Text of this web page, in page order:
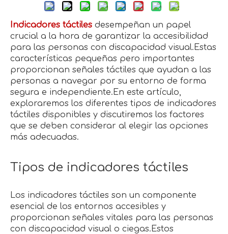
Indicadores táctiles desempeñan un papel
crucial a la hora de garantizar la accesibilidad
para las personas con discapacidad visual.Estas
características pequeñas pero importantes
proporcionan señales táctiles que ayudan a las
personas a navegar por su entorno de forma
segura e independiente.En este artículo,
exploraremos los diferentes tipos de indicadores
táctiles disponibles y discutiremos los factores
que se deben considerar al elegir las opciones
más adecuadas.
Tipos de indicadores táctiles
Los indicadores táctiles son un componente
esencial de los entornos accesibles y
proporcionan señales vitales para las personas
con discapacidad visual o ciegas.Estos